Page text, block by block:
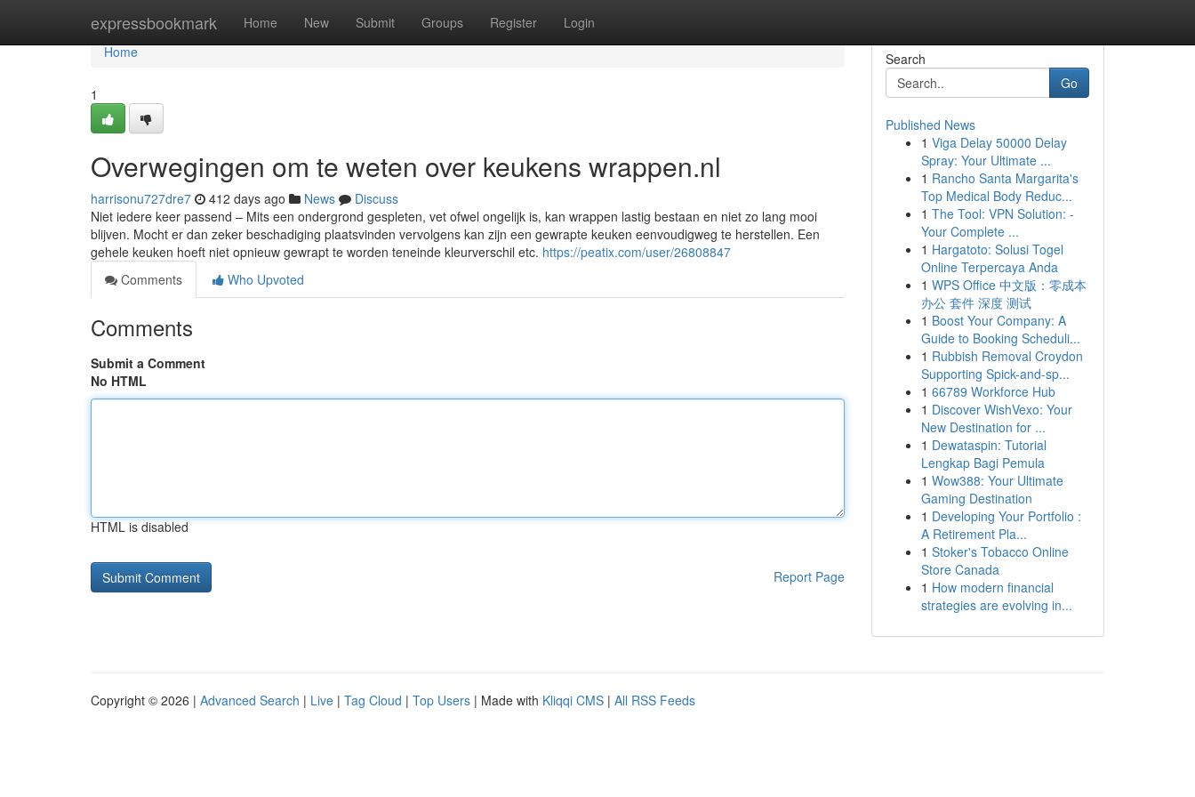
expressbookmark Home New Submit Groups Register Login
Home
Home
1
Overwegingen om te weten over keukens wrappen.nl
harrisonu727dre7 412 days ago News
Discuss
Niet iedere keer passend – Mits een ondergrond gespleten, vet ofwel ongelijk is, kan wrappen lastig bestaan en niet zo lang mooi
blijven. Mocht er dan zeker beschadiging plaatsvinden vervolgens kan zijn een gewrapte keuken eenvoudigweg te herstellen. Een
gehele keuken hoeft niet opnieuw gewrapt te worden teneinde kleurverschil etc. https://peatix.com/user/26808847
Comments
Who Upvoted
Comments
Submit a Comment
No HTML
HTML is disabled
Report Page
Search
Go
Published News
1 Viga Delay 50000 Delay
Spray: Your Ultimate ...
1 Rancho Santa Margarita's
Top Medical Body Reduc...
1 The Tool: VPN Solution: -
Your Complete ...
1 Hargatoto: Solusi Togel
Online Terpercaya Anda
1 WPS Office 中文版：零成本
办公 套件 深度 测试
1 Boost Your Company: A
Guide to Booking Scheduli...
1 Rubbish Removal Croydon
Supporting Spick-and-sp...
1 66789 Workforce Hub
1 Discover WishVexo: Your
New Destination for ...
1 Dewataspin: Tutorial
Lengkap Bagi Pemula
1 Wow388: Your Ultimate
Gaming Destination
1 Developing Your Portfolio :
A Retirement Pla...
1 Stoker's Tobacco Online
Store Canada
1 How modern financial
strategies are evolving in...
Copyright © 2026 | Advanced Search | Live | Tag Cloud | Top Users | Made with Kliqqi CMS | All RSS Feeds